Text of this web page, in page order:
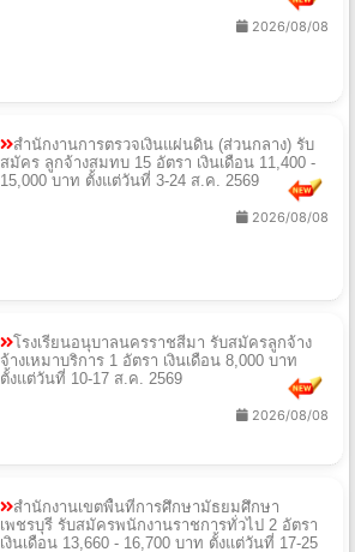
2026/08/08
สำนักงานการตรวจเงินแผ่นดิน (ส่วนกลาง) รับ
สมัคร ลูกจ้างสมทบ 15 อัตรา เงินเดือน 11,400 -
15,000 บาท ตั้งแต่วันที่ 3-24 ส.ค. 2569
2026/08/08
โรงเรียนอนุบาลนครราชสีมา รับสมัครลูกจ้าง
จ้างเหมาบริการ 1 อัตรา เงินเดือน 8,000 บาท
ตั้งแต่วันที่ 10-17 ส.ค. 2569
2026/08/08
สำนักงานเขตพื้นที่การศึกษามัธยมศึกษา
เพชรบุรี รับสมัครพนักงานราชการทั่วไป 2 อัตรา
เงินเดือน 13,660 - 16,700 บาท ตั้งแต่วันที่ 17-25